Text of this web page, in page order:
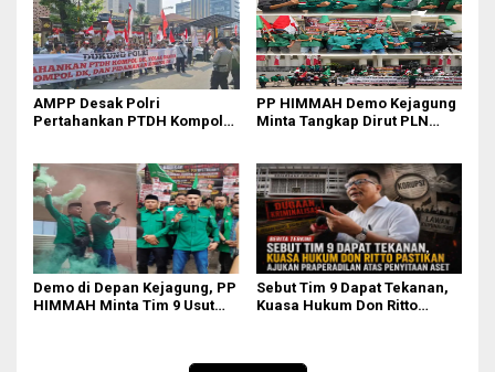
AMPP Desak Polri
Pertahankan PTDH Kompol
PP HIMMAH Demo Kejagung
Minta Tangkap Dirut PLN
Demo di Depan Kejagung, PP
HIMMAH Minta Tim 9 Usut
Sebut Tim 9 Dapat Tekanan,
Kuasa Hukum Don Ritto